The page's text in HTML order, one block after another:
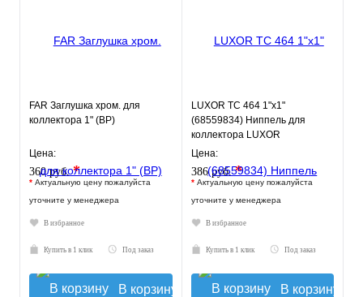
FAR Заглушка хром. для
коллектора 1" (ВР)
Цена:
360 руб.*
* Актуальную цену пожалуйста
уточните у менеджера
В избранное
Купить в 1 клик Под заказ
В корзину
LUXOR TC 464 1"х1"
(68559834) Ниппель для
коллектора LUXOR
Цена:
386 руб.*
* Актуальную цену пожалуйста
уточните у менеджера
В избранное
Купить в 1 клик Под заказ
В корзину